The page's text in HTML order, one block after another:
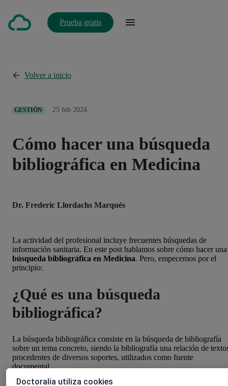
Prueba gratis
Volver a inicio
GESTIÓN 25 feb 2024
Cómo hacer una búsqueda
bibliográfica en Medicina
Dr. Frederic Llordachs Marqués
La actividad del profesional incluye frecuentes búsquedas de
información sanitaria. En este post hablamos sobre cómo hacer una
búsqueda bibliográfica en Medicina. Pero, empecemos por el
principio:
¿Qué es una búsqueda
bibliográfica?
La búsqueda bibliográfica consiste en la búsqueda de bibliografía
sobre un tema concreto, siendo la bibliografía una relación de
procedentes de diversos soportes, utilizados como fuente
documental.
Doctoralia utiliza cookies